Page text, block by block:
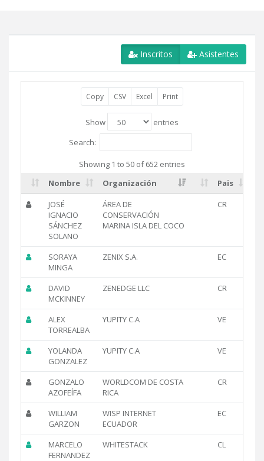
Inscritos Asistentes
Copy CSV Excel Print
Show
entries
Search:
Showing 1 to 50 of 652 entries
Nombre
Organización
Pais
JOSÉ
IGNACIO
SÁNCHEZ
SOLANO
ÁREA DE
CONSERVACIÓN
MARINA ISLA DEL COCO
CR
SORAYA
MINGA
ZENIX S.A. EC
DAVID
MCKINNEY
ZENEDGE LLC CR
ALEX
TORREALBA
YUPITY C.A VE
YOLANDA
GONZALEZ
YUPITY C.A VE
GONZALO
AZOFEÍFA
WORLDCOM DE COSTA
RICA
CR
WILLIAM
GARZON
WISP INTERNET
ECUADOR
EC
MARCELO
FERNANDEZ
WHITESTACK CL